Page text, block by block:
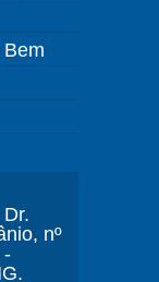
nº
-